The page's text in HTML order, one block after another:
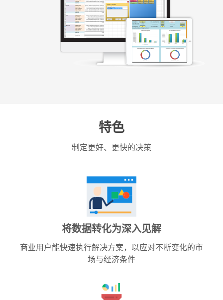
特色
制定更好、更快的决策
将数据转化为深入见解
商业用户能快速执行解决方案，以应对不断变化的市
场与经济条件